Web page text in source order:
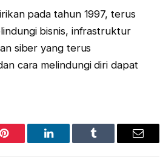
pada tahun 1997, terus
bisnis, infrastruktur
siber yang terus
cara melindungi diri dapat
Pinterest LinkedIn Tumblr Email